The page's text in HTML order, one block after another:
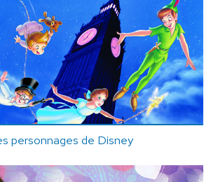
personnages de Disney